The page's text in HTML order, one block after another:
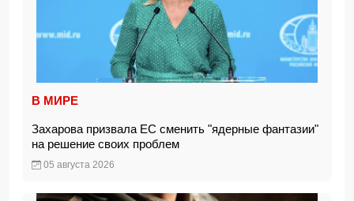
В МИРЕ
Захарова призвала ЕС сменить "ядерные фантазии"
на решение своих проблем
05 августа 2026